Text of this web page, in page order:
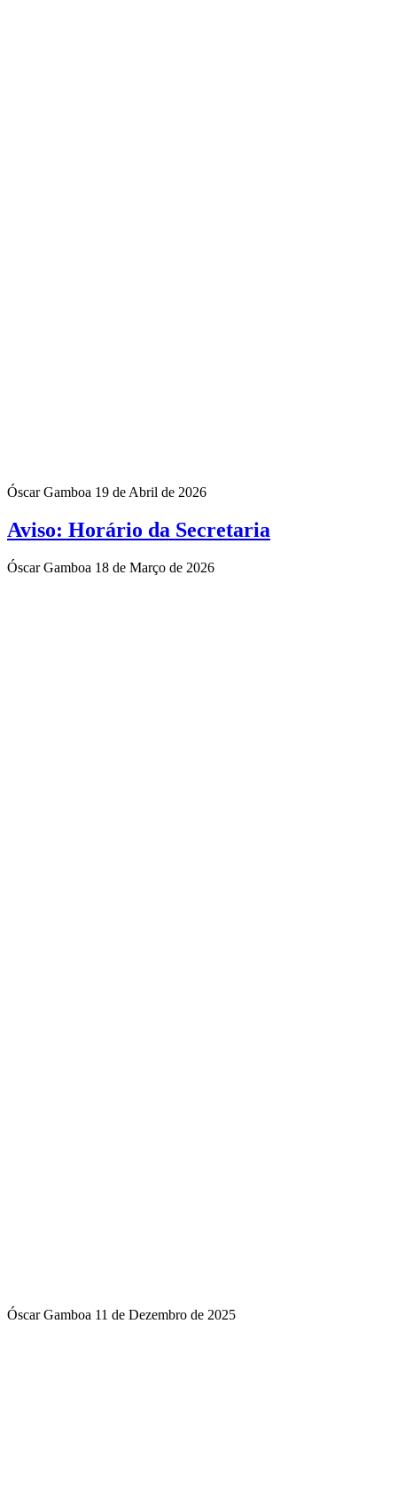
Óscar Gamboa 19 de Abril de 2026
Aviso: Horário da Secretaria
Óscar Gamboa 18 de Março de 2026
Óscar Gamboa 11 de Dezembro de 2025